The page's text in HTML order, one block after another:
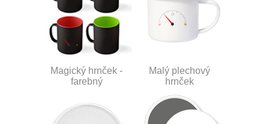
Magický hrnček -
farebný
Malý plechový
hrnček